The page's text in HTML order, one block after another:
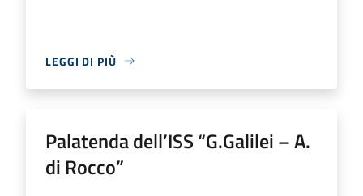
LEGGI DI PIÙ
Palatenda dell’ISS “G.Galilei – A.
di Rocco”